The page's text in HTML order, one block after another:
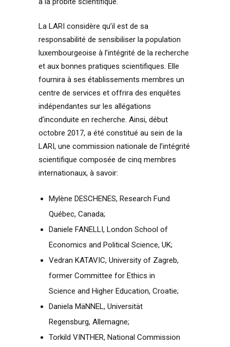
La LARI considère qu’il est de sa
responsabilité de sensibiliser la population
luxembourgeoise à l’intégrité de la recherche
et aux bonnes pratiques scientifiques. Elle
fournira à ses établissements membres un
centre de services et offrira des enquêtes
indépendantes sur les allégations
d’inconduite en recherche. Ainsi, début
octobre 2017, a été constitué au sein de la
LARI, une commission nationale de l’intégrité
scientifique composée de cinq membres
internationaux, à savoir:
Mylène DESCHENES, Research Fund
Québec, Canada;
Daniele FANELLI, London School of
Economics and Political Science, UK;
Vedran KATAVIC, University of Zagreb,
former Committee for Ethics in
Science and Higher Education, Croatie;
Daniela MäNNEL, Universität
Regensburg, Allemagne;
Torkild VINTHER, National Commission